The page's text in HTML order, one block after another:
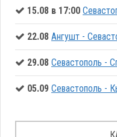
15.08 в 17:00
22.08 Ангушт -
29.08 Севастополь -
05.09 Севастополь -